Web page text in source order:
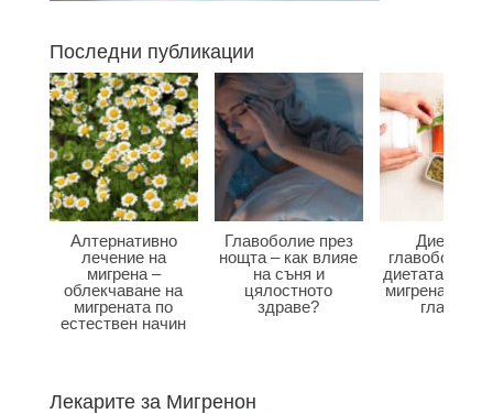
Последни публикации
Алтернативно
лечение на
мигрена –
облекчаване на
мигрената по
естествен начин
Главоболие през
нощта – как влияе
на съня и
цялостното
здраве?
Диета при
главоболие –
диетата
мигрена и
главата?
Лекарите за Мигренон